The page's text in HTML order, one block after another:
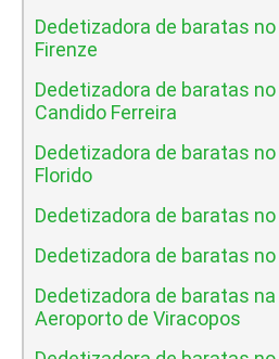
Dedetizadora de baratas
Firenze
Dedetizadora de baratas no
Candido Ferreira
Dedetizadora de baratas
Florido
Dedetizadora de baratas
Dedetizadora de baratas
Dedetizadora de baratas na
Aeroporto de Viracopos